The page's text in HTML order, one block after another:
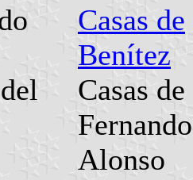
Casas de
Benítez
Casas de
Fernando
Alonso